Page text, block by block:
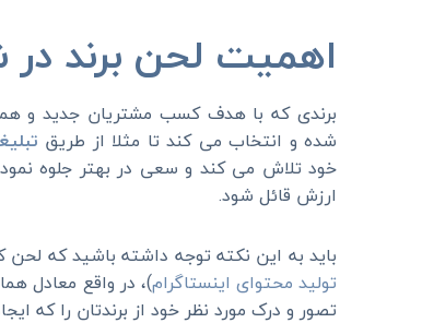
اهمیت لحن برند
برندی که با هدف کسب مشتریان جدید و
شده و انتخاب می کند تا مثلا از طریق
خود تلاش می کند و سعی در بهتر جلوه
ارزش قائل شود.
باید به این نکته توجه داشته باشید که
تولید محتوای اینستاگرام)، در واقع معادل
تصور و درک مورد نظر خود از برندتان را که